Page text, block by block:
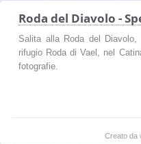
Roda del Diavolo -
Salita alla Roda del Diavolo,
rifugio Roda di Vael, nel
fotografie.
Creato da